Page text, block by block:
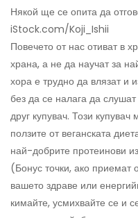
Някой ще се опита да
iStock.com/Koji_Ishii
Повечето от нас отиват в
храна, а не да научат за
хора е трудно да влязат и
без да се налага да
друг купувач. Този
ползите от веганската
най-добрите протеинови
(Бонус точки, ако приемат
вашето здраве или
кимайте, усмихвайте се и